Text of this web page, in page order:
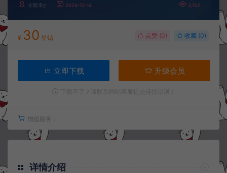
冷雨泽ღ 2024-12-14 3,152
¥ 30 星钻 点赞 (0) 收藏 (0)
立即下载 升级会员
增值服务：
详情介绍